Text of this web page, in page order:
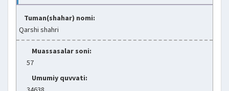
Tuman(shahar) nomi:
Qarshi shahri
Muassasalar soni:
57
Umumiy quvvati: